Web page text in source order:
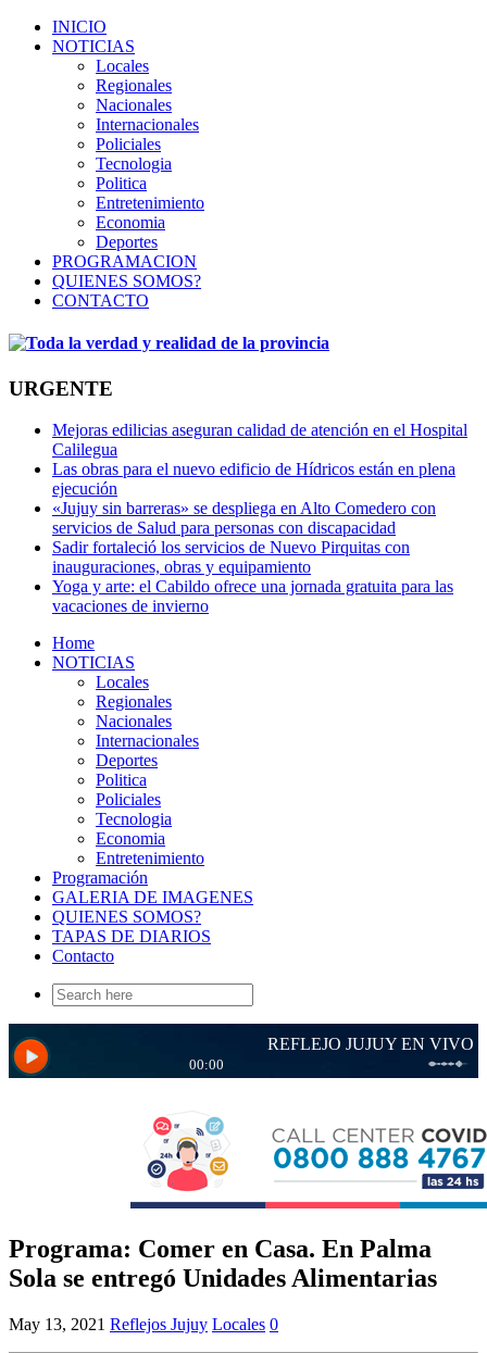
INICIO
NOTICIAS
Locales
Regionales
Nacionales
Internacionales
Policiales
Tecnologia
Politica
Entretenimiento
Economia
Deportes
PROGRAMACION
QUIENES SOMOS?
CONTACTO
URGENTE
Mejoras edilicias aseguran calidad de atención en el Hospital
Calilegua
Las obras para el nuevo edificio de Hídricos están en plena
ejecución
«Jujuy sin barreras» se despliega en Alto Comedero con
servicios de Salud para personas con discapacidad
Sadir fortaleció los servicios de Nuevo Pirquitas con
inauguraciones, obras y equipamiento
Yoga y arte: el Cabildo ofrece una jornada gratuita para las
vacaciones de invierno
Home
NOTICIAS
Locales
Regionales
Nacionales
Internacionales
Deportes
Politica
Policiales
Tecnologia
Economia
Entretenimiento
Programación
GALERIA DE IMAGENES
QUIENES SOMOS?
TAPAS DE DIARIOS
Contacto
Search
for:
Programa: Comer en Casa. En Palma
Sola se entregó Unidades Alimentarias
May 13, 2021 Reflejos Jujuy Locales 0